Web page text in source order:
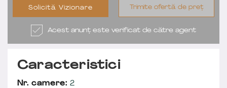
Solicită Vizionare Trimite ofertă de preț
Acest anunț este verificat de către agent
Caracteristici
Nr. camere: 2